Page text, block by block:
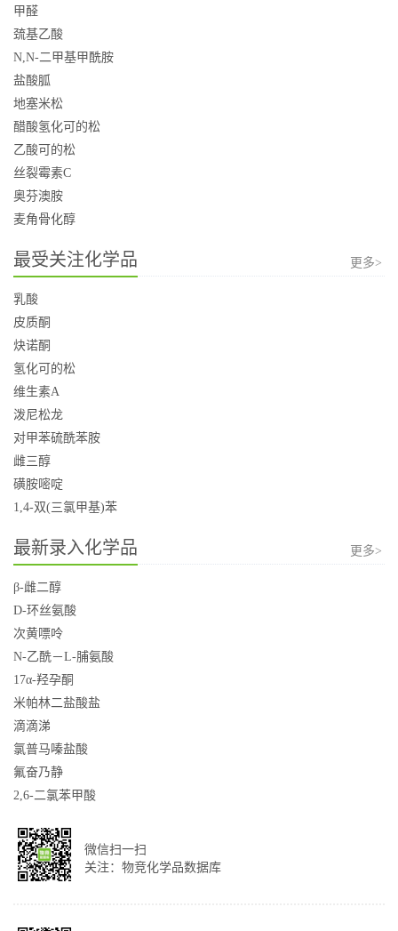
甲醛
巯基乙酸
N,N-二甲基甲酰胺
盐酸胍
地塞米松
醋酸氢化可的松
乙酸可的松
丝裂霉素C
奥芬澳胺
麦角骨化醇
最受关注化学品 更多>
乳酸
皮质酮
炔诺酮
氢化可的松
维生素A
泼尼松龙
对甲苯硫酰苯胺
雌三醇
磺胺嘧啶
1,4-双(三氯甲基)苯
最新录入化学品 更多>
β-雌二醇
D-环丝氨酸
次黄嘌呤
N-乙酰－L-脯氨酸
17α-羟孕酮
米帕林二盐酸盐
滴滴涕
氯普马嗪盐酸
氟奋乃静
2,6-二氯苯甲酸
微信扫一扫
关注：物竞化学品数据库